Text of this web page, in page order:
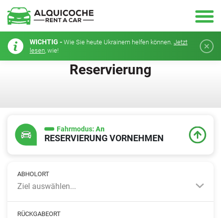
WICHTIG - Wie Sie heute Ukrainern helfen können. Jetzt
lesen, wie!
Reservierung
Fahrmodus: An
RESERVIERUNG VORNEHMEN
ABHOLORT
Ziel auswählen...
RÜCKGABEORT